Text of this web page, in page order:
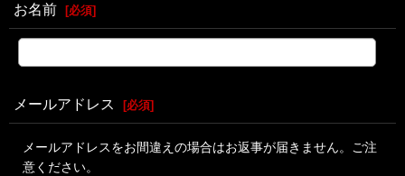
お名前 [必須]
メールアドレス [必須]
メールアドレスをお間違えの場合はお返事が届きません。ご注
意ください。